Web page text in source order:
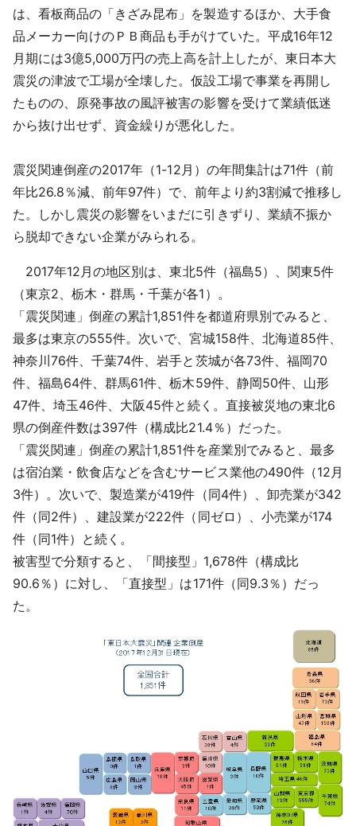
は、看板商品の「きざみ昆布」を製造するほか、大手食
品メーカー向けのＰＢ商品も手がけていた。平成16年12
月期には3億5,000万円の売上高を計上したが、東日本大
震災の津波で工場が全壊した。仮設工場で事業を再開し
たものの、原発事故の風評被害の影響を受けて業績低迷
から抜け出せず、資金繰りが悪化した。
震災関連倒産の2017年（1-12月）の年間集計は71件（前
年比26.8％減、前年97件）で、前年より約3割減で推移し
た。しかし震災の影響をいまだに引きずり、業績不振か
ら脱却できない企業がみられる。
2017年12月の地区別は、東北5件（福島5）、関東5件
（東京2、栃木・群馬・千葉が各1）。
「震災関連」倒産の累計1,851件を都道府県別でみると、
最多は東京の555件。次いで、宮城158件、北海道85件、
神奈川76件、千葉74件、岩手と茨城が各73件、福岡70
件、福島64件、群馬61件、栃木59件、静岡50件、山形
47件、埼玉46件、大阪45件と続く。直接被災地の東北6
県の倒産件数は397件（構成比21.4％）だった。
「震災関連」倒産の累計1,851件を産業別でみると、最多
は宿泊業・飲食店などを含むサービス業他の490件（12月
3件）。次いで、製造業が419件（同4件）、卸売業が342
件（同2件）、建設業が222件（同ゼロ）、小売業が174
件（同1件）と続く。
被害型で分類すると、「間接型」1,678件（構成比
90.6％）に対し、「直接型」は171件（同9.3％）だっ
た。